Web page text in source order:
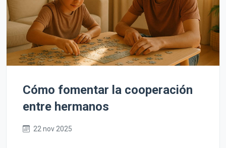
Cómo fomentar la cooperación
entre hermanos
22 nov 2025